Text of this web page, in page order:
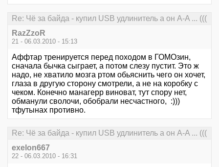
Re: Чё за байда - купил USB удлинитель а он А-A ... (((
RazZzoR
21 - 06.03.2010 - 15:13
Аффтар тренируется перед походом в ГОМОзин,
сначала бычка сыграет, а потом слезу пустит. Это ж
надо, не хватило мозга ртом обьяснить чего он хочет,
глаза в другую сторону смотрели, а не на коробку с
чеком. Конечно манагерр виноват, тут спору нет,
обманули сволочи, обобрали несчастного, :)))
тфутынах противно.
Re: Чё за байда - купил USB удлинитель а он А-A ... (((
exelon667
22 - 06.03.2010 - 16:31